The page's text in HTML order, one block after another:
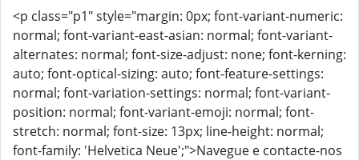
<p class="p1" style="margin: 0px; font-variant-numeric:
normal; font-variant-east-asian: normal; font-variant-
alternates: normal; font-size-adjust: none; font-kerning:
auto; font-optical-sizing: auto; font-feature-settings:
normal; font-variation-settings: normal; font-variant-
position: normal; font-variant-emoji: normal; font-
stretch: normal; font-size: 13px; line-height: normal;
font-family: 'Helvetica Neue';">Navegue e contacte-nos